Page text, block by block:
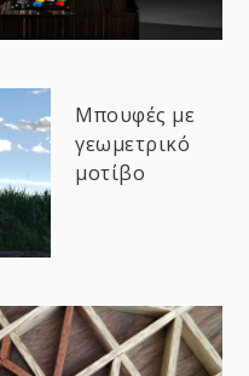
Μπουφές με
γεωμετρικό
μοτίβο